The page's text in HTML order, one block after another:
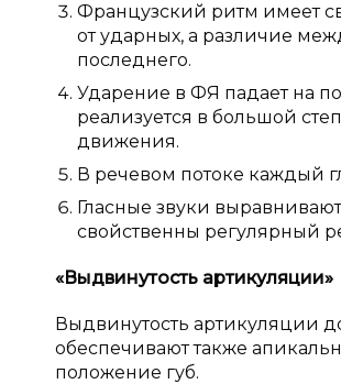
Французский ритм имеет
от ударных, а различие
последнего.
Ударение в ФЯ падает на
реализуется в большой
движения.
В речевом потоке каждый
Гласные звуки
свойственны регулярный
«Выдвинутость артикуляции»
Выдвинутость артикуляции
обеспечивают также
положение губ.